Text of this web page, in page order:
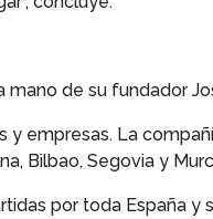
de su fundador
empresas. La
Bilbao, Segovia y
por toda España y